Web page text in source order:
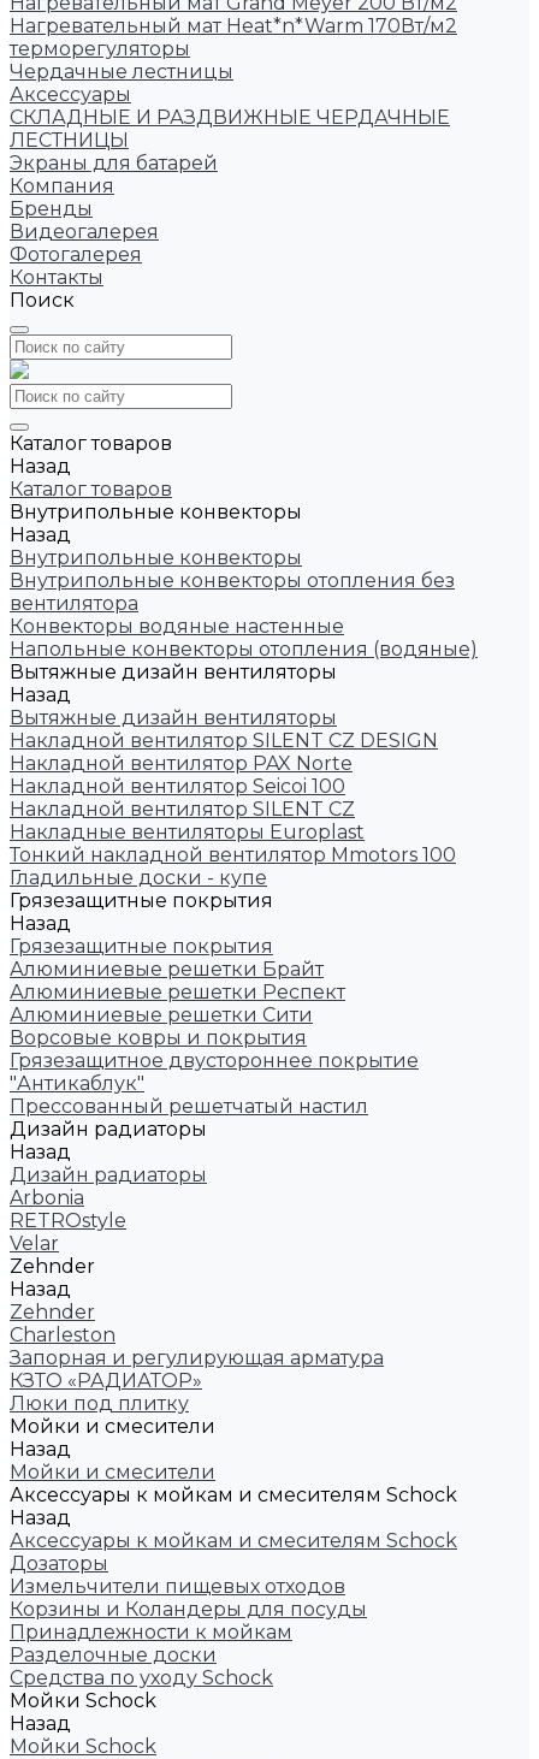
Нагревательный мат Heat*n*Warm 170Вт/м2
терморегуляторы
Чердачные лестницы
Аксессуары
СКЛАДНЫЕ И РАЗДВИЖНЫЕ ЧЕРДАЧНЫЕ
ЛЕСТНИЦЫ
Экраны для батарей
Компания
Бренды
Видеогалерея
Фотогалерея
Контакты
Поиск
Каталог товаров
Назад
Каталог товаров
Внутрипольные конвекторы
Назад
Внутрипольные конвекторы
Внутрипольные конвекторы отопления без
вентилятора
Конвекторы водяные настенные
Напольные конвекторы отопления (водяные)
Вытяжные дизайн вентиляторы
Назад
Вытяжные дизайн вентиляторы
Накладной вентилятор SILENT CZ DESIGN
Накладной вентилятор PAX Norte
Накладной вентилятор Seicoi 100
Накладной вентилятор SILENT CZ
Накладные вентиляторы Europlast
Тонкий накладной вентилятор Mmotors 100
Гладильные доски - купе
Грязезащитные покрытия
Назад
Грязезащитные покрытия
Алюминиевые решетки Брайт
Алюминиевые решетки Респект
Алюминиевые решетки Сити
Ворсовые ковры и покрытия
Грязезащитное двустороннее покрытие
"Антикаблук"
Прессованный решетчатый настил
Дизайн радиаторы
Назад
Дизайн радиаторы
Arbonia
RETROstyle
Velar
Zehnder
Назад
Zehnder
Charleston
Запорная и регулирующая арматура
КЗТО «РАДИАТОР»
Люки под плитку
Мойки и смесители
Назад
Мойки и смесители
Аксессуары к мойкам и смесителям Schock
Назад
Аксессуары к мойкам и смесителям Schock
Дозаторы
Измельчители пищевых отходов
Корзины и Коландеры для посуды
Принадлежности к мойкам
Разделочные доски
Средства по уходу Schock
Мойки Schock
Назад
Мойки Schock